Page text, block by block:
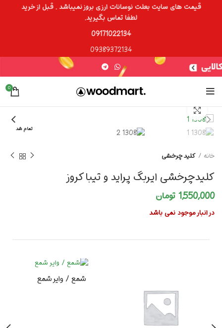
0
تمام شد
برای بزرگنمایی کلیک کنید
خانه کلید چرخشی
کلیدچرخشی ایربگ پراید و تیبا کروز
1,550,000 تومان
در انبار موجود نمی باشد
شمع / وایر شمع
قیمت های سایت بعلت نوسانات ارزی بروز نمیباشد . قبل از خرید
لطفا تماس بگیرید.
09171022134
09389372134